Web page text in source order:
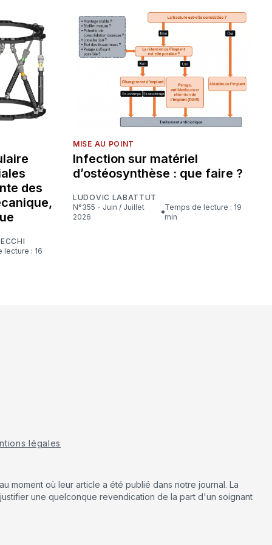
des
MISE AU POINT
Infection sur matériel
d’ostéosynthèse : que faire ?
LUDOVIC LABATTUT
N°355 - Juin / Juillet
2026
Temps de lecture : 19
min
légales
moment où leur article a été publié dans notre journal. La
une quelconque revendication de la part d'un soignant